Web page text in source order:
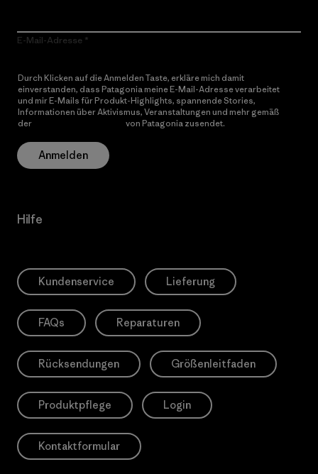
E-Mail-Adresse
Durch Klicken auf die Anmelden Taste, erkläre mich damit
einverstanden, dass Patagonia meine E-Mail-Adresse verarbeitet
und mir E-Mails für Produkt-Highlights, spannende Stories,
Informationen über Aktivismus, Veranstaltungen und mehr gemäß
der
von Patagonia zusendet.
Anmelden
Hilfe
Kundenservice Lieferung
FAQs Reparaturen
Rücksendungen Größenleitfaden
Produktpflege Login
Kontaktformular